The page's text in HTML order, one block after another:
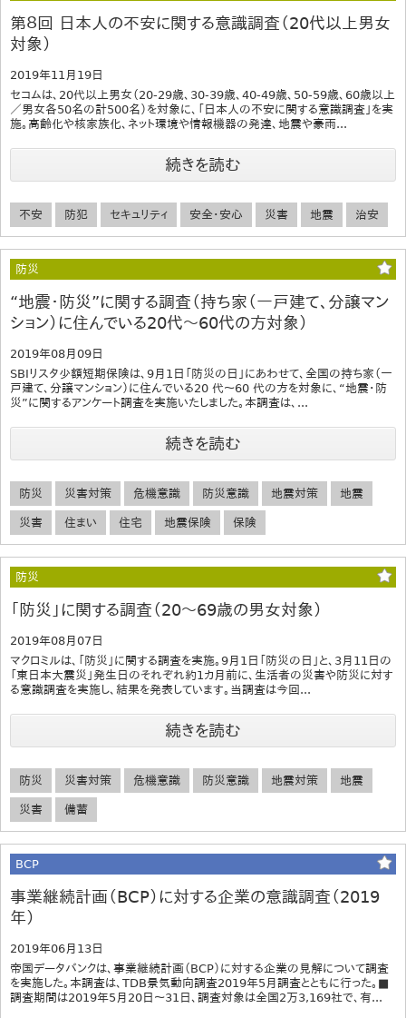
第８回 日本人の不安に関する意識調査（20代以上男女
対象）
2019年11月19日
セコムは、20代以上男女（20-29歳、30-39歳、40-49歳、50-59歳、60歳以上
／男女各50名の計500名）を対象に、「日本人の不安に関する意識調査」を実
施。高齢化や核家族化、ネット環境や情報機器の発達、地震や豪雨...
続きを読む
不安 防犯 セキュリティ 安全・安心 災害 地震 治安
防災
“地震・防災”に関する調査（持ち家（一戸建て、分譲マン
ション）に住んでいる20代～60代の方対象）
2019年08月09日
SBIリスタ少額短期保険は、9月1日「防災の日」にあわせて、全国の持ち家（一
戸建て、分譲マンション）に住んでいる20 代～60 代の方を対象に、“地震・防
災”に関するアンケート調査を実施いたしました。本調査は、...
続きを読む
防災 災害対策 危機意識 防災意識 地震対策 地震
災害 住まい 住宅 地震保険 保険
防災
「防災」に関する調査（20～69歳の男女対象）
2019年08月07日
マクロミルは、「防災」に関する調査を実施。9月1日「防災の日」と、3月11日の
「東日本大震災」発生日のそれぞれ約1カ月前に、生活者の災害や防災に対す
る意識調査を実施し、結果を発表しています。当調査は今回...
続きを読む
防災 災害対策 危機意識 防災意識 地震対策 地震
災害 備蓄
BCP
事業継続計画（BCP）に対する企業の意識調査（2019
年）
2019年06月13日
帝国データバンクは、事業継続計画（BCP）に対する企業の見解について調査
を実施した。本調査は、TDB景気動向調査2019年5月調査とともに行った。■
調査期間は2019年5月20日～31日、調査対象は全国2万3,169社で、有...